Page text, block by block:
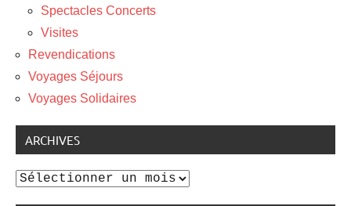
Spectacles Concerts
Visites
Revendications
Voyages Séjours
Voyages Solidaires
ARCHIVES
Archives